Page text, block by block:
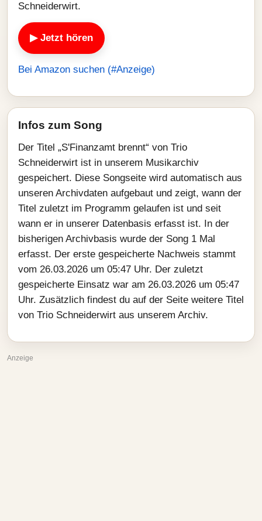
Schneiderwirt.
▶ Jetzt hören
Bei Amazon suchen (#Anzeige)
Infos zum Song
Der Titel „S'Finanzamt brennt“ von Trio
Schneiderwirt ist in unserem Musikarchiv
gespeichert. Diese Songseite wird automatisch aus
unseren Archivdaten aufgebaut und zeigt, wann der
Titel zuletzt im Programm gelaufen ist und seit
wann er in unserer Datenbasis erfasst ist. In der
bisherigen Archivbasis wurde der Song 1 Mal
erfasst. Der erste gespeicherte Nachweis stammt
vom 26.03.2026 um 05:47 Uhr. Der zuletzt
gespeicherte Einsatz war am 26.03.2026 um 05:47
Uhr. Zusätzlich findest du auf der Seite weitere Titel
von Trio Schneiderwirt aus unserem Archiv.
Anzeige